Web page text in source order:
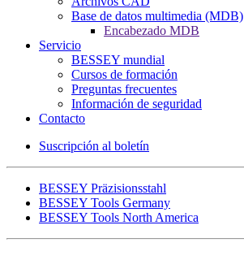
Base de datos multimedia (MDB)
Encabezado MDB
Servicio
BESSEY mundial
Cursos de formación
Preguntas frecuentes
Información de seguridad
Contacto
Suscripción al boletín
BESSEY Präzisionsstahl
BESSEY Tools Germany
BESSEY Tools North America